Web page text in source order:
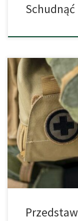
Schudnąć
Niestety, w ciągu
do codziennych
wschodnich
doniesienia na
takich czasach
technologii, która
wcześniej,